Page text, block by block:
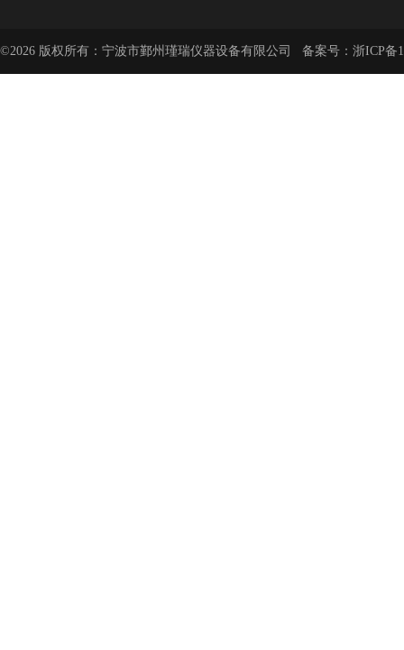
©2026 版权所有：宁波市鄞州瑾瑞仪器设备有限公司 备案号： 浙ICP备